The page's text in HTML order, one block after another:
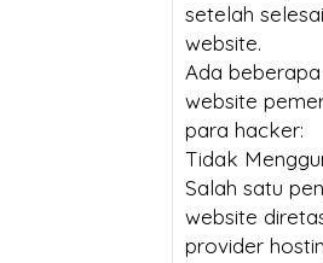
setelah
website.
Ada
website
para hacker:
Tidak
Salah satu
website
provider